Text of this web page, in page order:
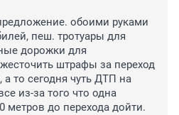
обоими руками
пеш. тротуары для
дорожки для
штрафы за переход
то сегодня чуть ДТП на
из-за того что одна
метров до перехода дойти.